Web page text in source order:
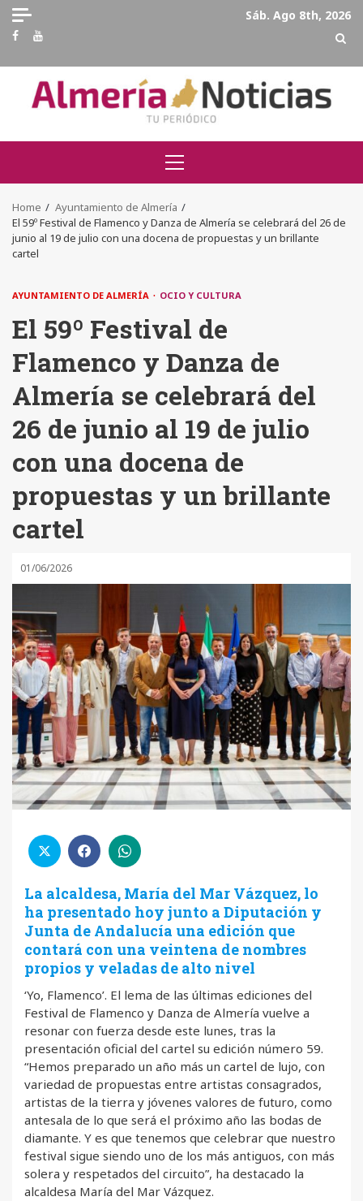
Skip
content
Sáb. Ago 8th, 2026
Facebook
Youtube
Primary
Menu
Home
Ayuntamiento de Almería
El 59º Festival de Flamenco y Danza de Almería se celebrará del 26 de
junio al 19 de julio con una docena de propuestas y un brillante
cartel
AYUNTAMIENTO DE ALMERÍA OCIO Y CULTURA
El 59º Festival de
Flamenco y Danza de
Almería se celebrará del
26 de junio al 19 de julio
con una docena de
propuestas y un brillante
cartel
01/06/2026
La alcaldesa, María del Mar Vázquez, lo
ha presentado hoy junto a Diputación y
Junta de Andalucía una edición que
contará con una veintena de nombres
propios y veladas de alto nivel
‘Yo, Flamenco’. El lema de las últimas ediciones del
Festival de Flamenco y Danza de Almería vuelve a
resonar con fuerza desde este lunes, tras la
presentación oficial del cartel su edición número 59.
“Hemos preparado un año más un cartel de lujo, con
variedad de propuestas entre artistas consagrados,
artistas de la tierra y jóvenes valores de futuro, como
antesala de lo que será el próximo año las bodas de
diamante. Y es que tenemos que celebrar que nuestro
festival sigue siendo uno de los más antiguos, con más
solera y respetados del circuito”, ha destacado la
alcaldesa María del Mar Vázquez.